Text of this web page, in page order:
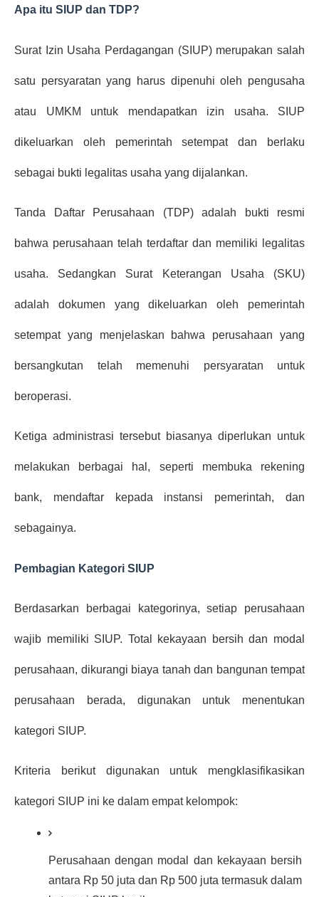
Apa itu SIUP dan TDP?
Surat Izin Usaha Perdagangan (SIUP) merupakan salah
satu persyaratan yang harus dipenuhi oleh pengusaha
atau UMKM untuk mendapatkan izin usaha. SIUP
dikeluarkan oleh pemerintah setempat dan berlaku
sebagai bukti legalitas usaha yang dijalankan.
Tanda Daftar Perusahaan (TDP) adalah bukti resmi
bahwa perusahaan telah terdaftar dan memiliki legalitas
usaha. Sedangkan Surat Keterangan Usaha (SKU)
adalah dokumen yang dikeluarkan oleh pemerintah
setempat yang menjelaskan bahwa perusahaan yang
bersangkutan telah memenuhi persyaratan untuk
beroperasi.
Ketiga administrasi tersebut biasanya diperlukan untuk
melakukan berbagai hal, seperti membuka rekening
bank, mendaftar kepada instansi pemerintah, dan
sebagainya.
Pembagian Kategori SIUP
Berdasarkan berbagai kategorinya, setiap perusahaan
wajib memiliki SIUP. Total kekayaan bersih dan modal
perusahaan, dikurangi biaya tanah dan bangunan tempat
perusahaan berada, digunakan untuk menentukan
kategori SIUP.
Kriteria berikut digunakan untuk mengklasifikasikan
kategori SIUP ini ke dalam empat kelompok:
Perusahaan dengan modal dan kekayaan bersih
antara Rp 50 juta dan Rp 500 juta termasuk dalam